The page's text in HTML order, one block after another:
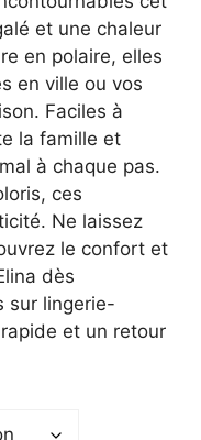
et une chaleur
en polaire, elles
en ville ou vos
Faciles à
la famille et
à chaque pas.
ces
Ne laissez
le confort et
dès
sur lingerie-
et un retour